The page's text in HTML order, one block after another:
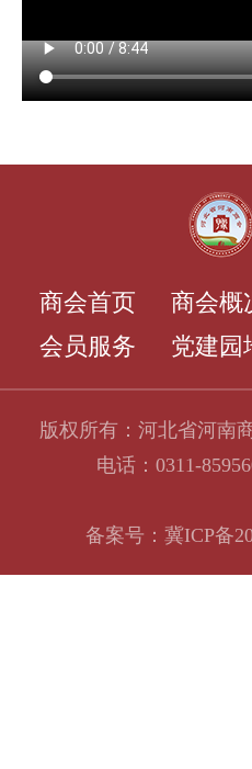
商会首页 商会概
会员服务
党建园
版权所有：河北省河
电话：0311-
备案号： 冀ICP备